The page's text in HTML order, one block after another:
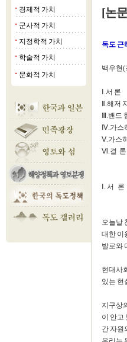
■ 경제적 가치
■ 군사적 가치
■ 지정학적 가치
■ 학술적 가치
■ 문화적 가치
[논
독도 근
백우현(
Ⅰ.서 론
Ⅱ.해저
Ⅲ.밴드
Ⅳ.가스
Ⅴ.가스
Ⅵ.결 론
Ⅰ. 서 론
오늘날
대한 이
발로와
현대사
있는 현
지구상
이 안고
간 자원